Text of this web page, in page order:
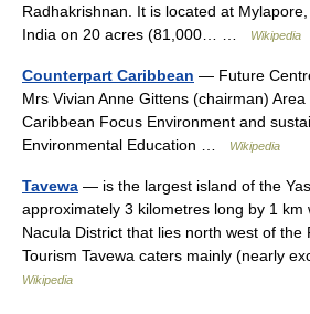
Radhakrishnan. It is located at
India on 20 acres (81,000… …
Wikipedia
Counterpart Caribbean — Future
Mrs Vivian Anne Gittens (chairman)
Caribbean Focus Environment and
Environmental Education …
Wikipedia
Tavewa — is the largest island of the
approximately 3 kilometres long by 1 km
Nacula District that lies north west of the
Tourism Tavewa caters mainly (nearly
Wikipedia